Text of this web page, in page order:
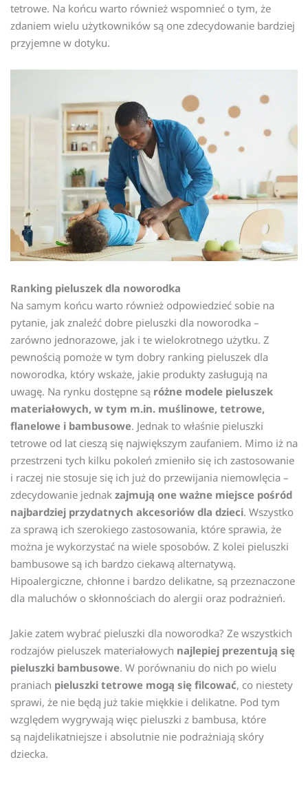
tetrowe. Na końcu warto również wspomnieć o tym, że
zdaniem wielu użytkowników są one zdecydowanie bardziej
przyjemne w dotyku.
Ranking pieluszek dla noworodka
Na samym końcu warto również odpowiedzieć sobie na
pytanie, jak znaleźć dobre pieluszki dla noworodka –
zarówno jednorazowe, jak i te wielokrotnego użytku. Z
pewnością pomoże w tym dobry ranking pieluszek dla
noworodka, który wskaże, jakie produkty zasługują na
uwagę. Na rynku dostępne są różne modele pieluszek
materiałowych, w tym m.in. muślinowe, tetrowe,
flanelowe i bambusowe. Jednak to właśnie pieluszki
tetrowe od lat cieszą się największym zaufaniem. Mimo iż na
przestrzeni tych kilku pokoleń zmieniło się ich zastosowanie
i raczej nie stosuje się ich już do przewijania niemowlęcia –
zdecydowanie jednak zajmują one ważne miejsce pośród
najbardziej przydatnych akcesoriów dla dzieci. Wszystko
za sprawą ich szerokiego zastosowania, które sprawia, że
można je wykorzystać na wiele sposobów. Z kolei pieluszki
bambusowe są ich bardzo ciekawą alternatywą.
Hipoalergiczne, chłonne i bardzo delikatne, są przeznaczone
dla maluchów o skłonnościach do alergii oraz podrażnień.
Jakie zatem wybrać pieluszki dla noworodka? Ze wszystkich
rodzajów pieluszek materiałowych najlepiej prezentują się
pieluszki bambusowe. W porównaniu do nich po wielu
praniach pieluszki tetrowe mogą się filcować, co niestety
sprawi, że nie będą już takie miękkie i delikatne. Pod tym
względem wygrywają więc pieluszki z bambusa, które
są najdelikatniejsze i absolutnie nie podrażniają skóry
dziecka.